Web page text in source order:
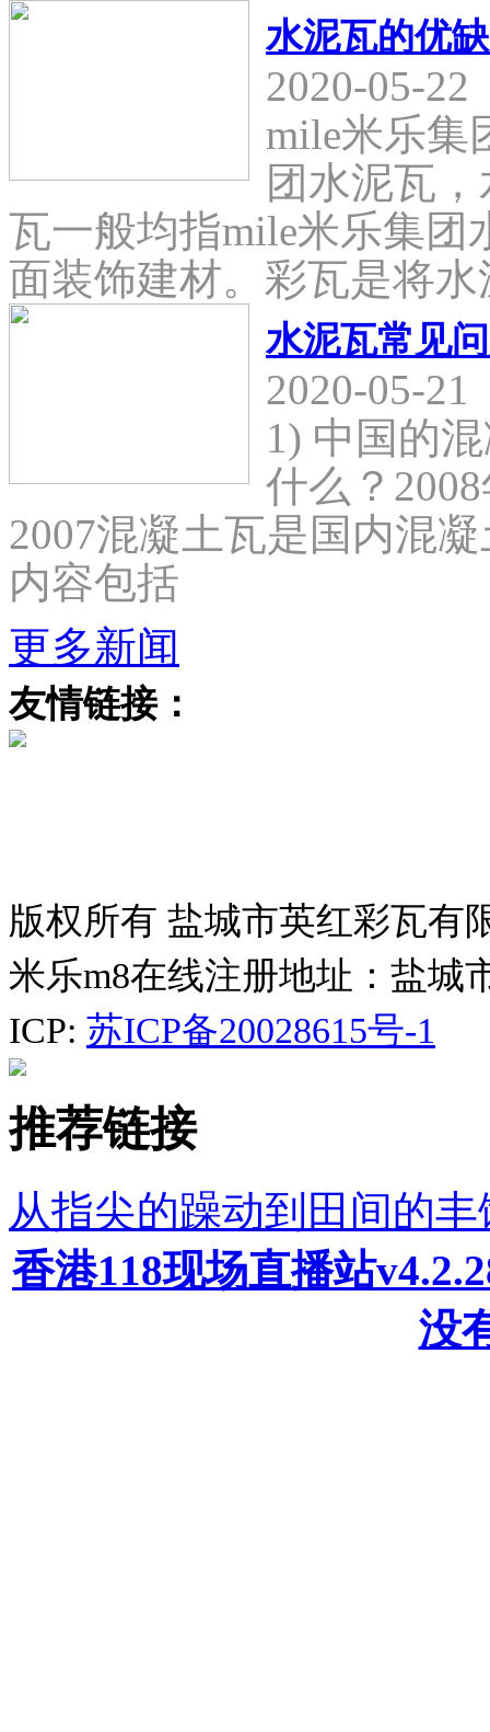
水泥瓦的优
2020-05-22
mile米乐集
团水泥瓦
瓦一般均指mile米乐集团
面装饰建材。彩瓦是将
水泥瓦常见
2020-05-21
1) 中国的
什么？
2007混凝土瓦是国内混
内容包括
更多新闻
友情链接：
版权所有 盐城市英红彩瓦有
米乐m8在线注册地址：盐城
ICP: 苏ICP备20028615号-1
推荐链接
从指尖的躁动到田间的
香港118现场直播站
没